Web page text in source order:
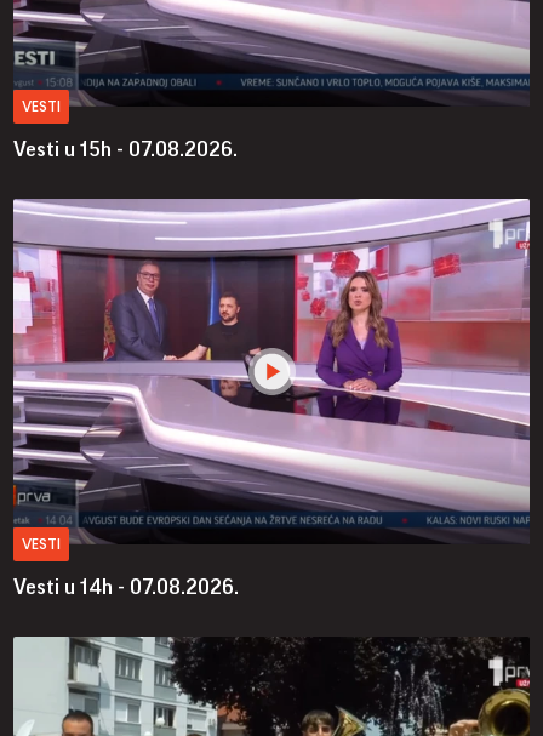
VESTI
Vesti u 15h - 07.08.2026.
VESTI
Vesti u 14h - 07.08.2026.